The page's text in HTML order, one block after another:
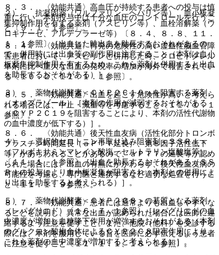
２）． 抗凝固薬（ワルファリン、ヘパリン等）、血小板凝
集抑制作用を有する薬剤（アスピリン等）、血栓溶解薬（ウ
ロキナーゼ、アルテプラーゼ等）〔８．４、８．８、１１．
１．１参照〕［出血した時出血を助長するおそれがあるの
で、併用時には出血等の副作用に注意すること（本剤は血小
板凝集抑制作用を有するため、これら薬剤と併用すると出血
を助長するおそれがある）］。
３）． 薬物代謝酵素＜ＣＹＰ２Ｃ１９＞を阻害する薬剤
（オメプラゾール）［本剤の作用が減弱するおそれがある
（ＣＹＰ２Ｃ１９を阻害することにより、本剤の活性代謝物
の血中濃度が低下する）］。
４）． 選択的セロトニン再取り込み阻害剤＜ＳＳＲＩ＞
（フルボキサミンマレイン酸塩、セルトラリン塩酸塩等）
〔１１．１．１参照〕［出血を助長するおそれがある（ＳＳ
ＲＩの投与により血小板凝集が阻害され、本剤との併用によ
り出血を助長すると考えられる）］。
５）． 薬物代謝酵素＜ＣＹＰ２Ｃ８＞の基質となる薬剤
（レパグリニド）〔１６．７．１参照〕［レパグリニドの血
中濃度が増加し血糖降下作用が増強するおそれがある（本剤
のグルクロン酸抱合体によるＣＹＰ２Ｃ８阻害作用により、
これら薬剤の血中濃度が増加すると考えられる）］。
８．３． 〈効能共通〉高血圧が持続する患者への投与は慎
重に行い、本剤投与中は十分な血圧のコントロールを行うこ
と〔９．１．１参照〕。
８．４． 〈効能共通〉再発の危険性の高い虚血性脳血管障
害患者において、アスピリンと併用した時、クロピドグレル
単剤に比べ重大な出血の発現率の増加が海外で報告されてい
る〔１０．２、１１．１．１参照〕。
８．５． 〈効能共通〉出血を起こす危険性が高いと考えら
れる場合には、中止・減量等を考慮すること〔１１．１．１
参照〕。
８．６． 〈効能共通〉後天性血友病（活性化部分トロンボ
プラスチン時間延長（ａＰＴＴ延長）、第８因子活性低下
等）があらわれることがあるので、ａＰＴＴの延長等が認め
られた場合には、出血の有無にかかわらず、後天性血友病の
可能性を考慮し、専門医と連携するなど適切な処置を行うこ
と〔１１．１．９参照〕。
８．７． 〈効能共通〉患者には通常よりも出血しやすくな
ることを説明し、異常な出血が認められた場合には医師に連
絡するよう注意を促すこと。また、他院（他科）を受診する
際には、本剤を服用している旨を医師に必ず伝えるよう患者
に注意を促すこと〔１１．１．１、１８．１参照〕。